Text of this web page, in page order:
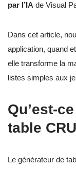
par l’IA de Visual
Dans cet article,
application, quand
elle transforme la
listes simples aux
Qu’est-
table
Le générateur de